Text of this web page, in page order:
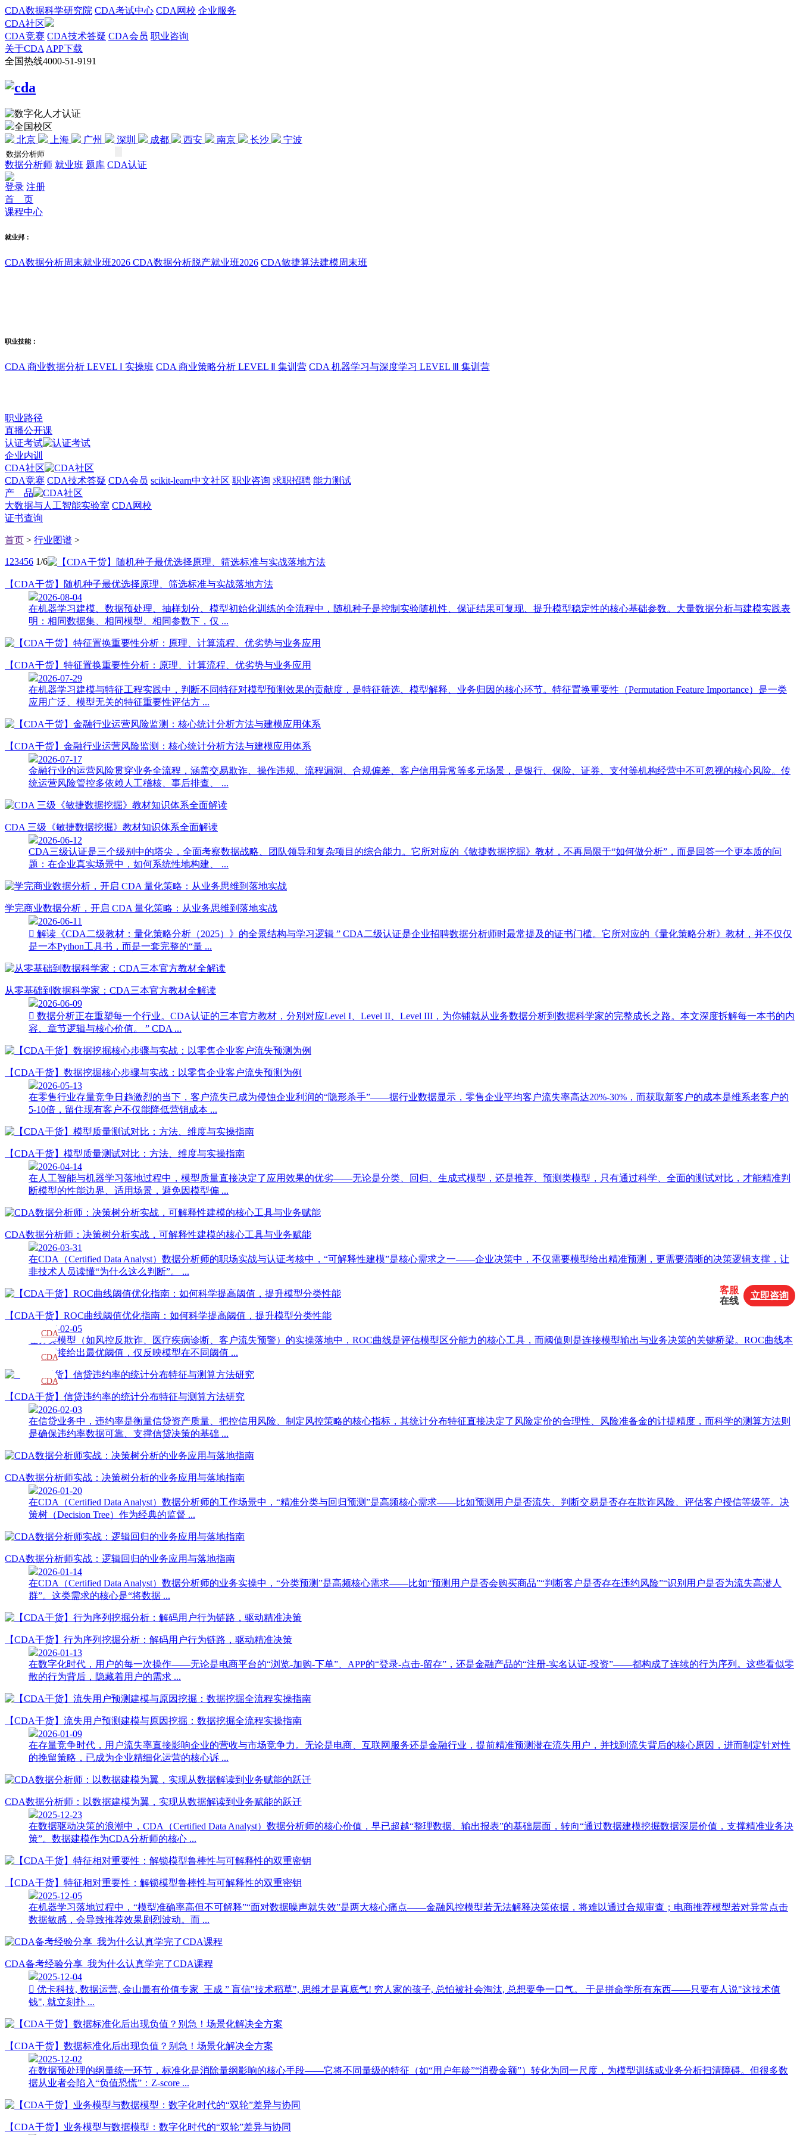
CDA数据科学研究院 CDA考试中心 CDA网校 企业服务
CDA社区
CDA竞赛 CDA技术答疑 CDA会员 职业咨询
关于CDA APP下载
全国热线4000-51-9191
全国校区
北京
上海 广州 深圳 成都 西安 南京 长沙 宁波
数据分析师 就业班 题库 CDA认证
登录 注册
首 页
课程中心
就业邦：
CDA数据分析周末就业班2026 CDA数据分析脱产就业班2026 CDA敏捷算法建模周末班
职业技能：
CDA 商业数据分析 LEVEL Ⅰ 实操班 CDA 商业策略分析 LEVEL Ⅱ 集训营 CDA 机器学习与深度学习 LEVEL Ⅲ 集训营
职业路径
直播公开课
认证考试
企业内训
CDA社区
CDA竞赛 CDA技术答疑 CDA会员 scikit-learn中文社区 职业咨询 求职招聘 能力测试
产 品
大数据与人工智能实验室 CDA网校
证书查询
首页 > 行业图谱 >
1 23456 1/6
【CDA干货】随机种子最优选择原理、筛选标准与实战落地方法
2026-08-04
在机器学习建模、数据预处理、抽样划分、模型初始化训练的全流程中，随机种子是控制实验随机性、保证结果可复现、提升模型稳定性的核心基础参数。大量数据分析与建模实践表
明：相同数据集、相同模型、相同参数下，仅 ...
【CDA干货】特征置换重要性分析：原理、计算流程、优劣势与业务应用
2026-07-29
在机器学习建模与特征工程实践中，判断不同特征对模型预测效果的贡献度，是特征筛选、模型解释、业务归因的核心环节。特征置换重要性（Permutation Feature Importance）是一类
应用广泛、模型无关的特征重要性评估方 ...
【CDA干货】金融行业运营风险监测：核心统计分析方法与建模应用体系
2026-07-17
金融行业的运营风险贯穿业务全流程，涵盖交易欺诈、操作违规、流程漏洞、合规偏差、客户信用异常等多元场景，是银行、保险、证券、支付等机构经营中不可忽视的核心风险。传
统运营风险管控多依赖人工稽核、事后排查、 ...
CDA 三级《敏捷数据挖掘》教材知识体系全面解读
2026-06-12
CDA三级认证是三个级别中的塔尖，全面考察数据战略、团队领导和复杂项目的综合能力。它所对应的《敏捷数据挖掘》教材，不再局限于“如何做分析”，而是回答一个更本质的问
题：在企业真实场景中，如何系统性地构建、 ...
学完商业数据分析，开启 CDA 量化策略：从业务思维到落地实战
2026-06-11
 解读《CDA二级教材：量化策略分析（2025）》的全景结构与学习逻辑 ” CDA二级认证是企业招聘数据分析师时最常提及的证书门槛。它所对应的《量化策略分析》教材，并不仅仅
是一本Python工具书，而是一套完整的“量 ...
从零基础到数据科学家：CDA三本官方教材全解读
2026-06-09
 数据分析正在重塑每一个行业。CDA认证的三本官方教材，分别对应Level I、Level II、Level III，为你铺就从业务数据分析到数据科学家的完整成长之路。本文深度拆解每一本书的内
容、章节逻辑与核心价值。 ” CDA ...
【CDA干货】数据挖掘核心步骤与实战：以零售企业客户流失预测为例
2026-05-13
在零售行业存量竞争日趋激烈的当下，客户流失已成为侵蚀企业利润的“隐形杀手”——据行业数据显示，零售企业平均客户流失率高达20%-30%，而获取新客户的成本是维系老客户的
5-10倍，留住现有客户不仅能降低营销成本 ...
【CDA干货】模型质量测试对比：方法、维度与实操指南
2026-04-14
在人工智能与机器学习落地过程中，模型质量直接决定了应用效果的优劣——无论是分类、回归、生成式模型，还是推荐、预测类模型，只有通过科学、全面的测试对比，才能精准判
断模型的性能边界、适用场景，避免因模型偏 ...
CDA数据分析师：决策树分析实战，可解释性建模的核心工具与业务赋能
2026-03-31
在CDA（Certified Data Analyst）数据分析师的职场实战与认证考核中，“可解释性建模”是核心需求之一——企业决策中，不仅需要模型给出精准预测，更需要清晰的决策逻辑支撑，让
非技术人员读懂“为什么这么判断”。 ...
【CDA干货】ROC曲线阈值优化指南：如何科学提高阈值，提升模型分类性能
2026-02-05
在分类模型（如风控反欺诈、医疗疾病诊断、客户流失预警）的实操落地中，ROC曲线是评估模型区分能力的核心工具，而阈值则是连接模型输出与业务决策的关键桥梁。ROC曲线本
身不直接给出最优阈值，仅反映模型在不同阈值 ...
【CDA干货】信贷违约率的统计分布特征与测算方法研究
2026-02-03
在信贷业务中，违约率是衡量信贷资产质量、把控信用风险、制定风控策略的核心指标，其统计分布特征直接决定了风险定价的合理性、风险准备金的计提精度，而科学的测算方法则
是确保违约率数据可靠、支撑信贷决策的基础 ...
CDA数据分析师实战：决策树分析的业务应用与落地指南
2026-01-20
在CDA（Certified Data Analyst）数据分析师的工作场景中，“精准分类与回归预测”是高频核心需求——比如预测用户是否流失、判断交易是否存在欺诈风险、评估客户授信等级等。决
策树（Decision Tree）作为经典的监督 ...
CDA数据分析师实战：逻辑回归的业务应用与落地指南
2026-01-14
在CDA（Certified Data Analyst）数据分析师的业务实操中，“分类预测”是高频核心需求——比如“预测用户是否会购买商品”“判断客户是否存在违约风险”“识别用户是否为流失高潜人
群”。这类需求的核心是“将数据 ...
【CDA干货】行为序列挖掘分析：解码用户行为链路，驱动精准决策
2026-01-13
在数字化时代，用户的每一次操作——无论是电商平台的“浏览-加购-下单”、APP的“登录-点击-留存”，还是金融产品的“注册-实名认证-投资”——都构成了连续的行为序列。这些看似零
散的行为背后，隐藏着用户的需求 ...
【CDA干货】流失用户预测建模与原因挖掘：数据挖掘全流程实操指南
2026-01-09
在存量竞争时代，用户流失率直接影响企业的营收与市场竞争力。无论是电商、互联网服务还是金融行业，提前精准预测潜在流失用户，并找到流失背后的核心原因，进而制定针对性
的挽留策略，已成为企业精细化运营的核心诉 ...
CDA数据分析师：以数据建模为翼，实现从数据解读到业务赋能的跃迁
2025-12-23
在数据驱动决策的浪潮中，CDA（Certified Data Analyst）数据分析师的核心价值，早已超越“整理数据、输出报表”的基础层面，转向“通过数据建模挖掘数据深层价值，支撑精准业务决
策”。数据建模作为CDA分析师的核心 ...
【CDA干货】特征相对重要性：解锁模型鲁棒性与可解释性的双重密钥
2025-12-05
在机器学习落地过程中，“模型准确率高但不可解释”“面对数据噪声就失效”是两大核心痛点——金融风控模型若无法解释决策依据，将难以通过合规审查；电商推荐模型若对异常点击
数据敏感，会导致推荐效果剧烈波动。而 ...
CDA备考经验分享_我为什么认真学完了CDA课程
2025-12-04
 优卡科技, 数据运营, 金山最有价值专家 王成 ” 盲信"技术稻草", 思维才是真底气! 穷人家的孩子, 总怕被社会淘汰, 总想要争一口气。 于是拼命学所有东西——只要有人说"这技术值
钱", 就立刻扑 ...
【CDA干货】数据标准化后出现负值？别急！场景化解决全方案
2025-12-02
在数据预处理的纲量统一环节，标准化是消除量纲影响的核心手段——它将不同量级的特征（如“用户年龄”“消费金额”）转化为同一尺度，为模型训练或业务分析扫清障碍。但很多数
据从业者会陷入“负值恐慌”：Z-score ...
【CDA干货】业务模型与数据模型：数字化时代的“双轮”差异与协同
CDA
教材
CDA
题库
CDA
大纲
客服
在线
立即咨询